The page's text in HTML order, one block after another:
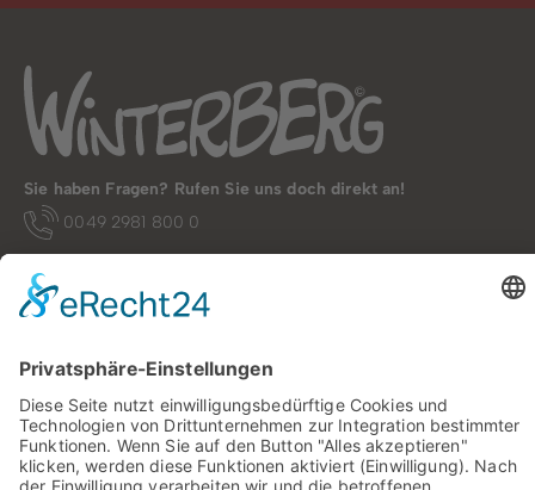
Sie haben Fragen? Rufen Sie uns doch direkt an!
0049 2981 800 0
Impressum
Newsletter